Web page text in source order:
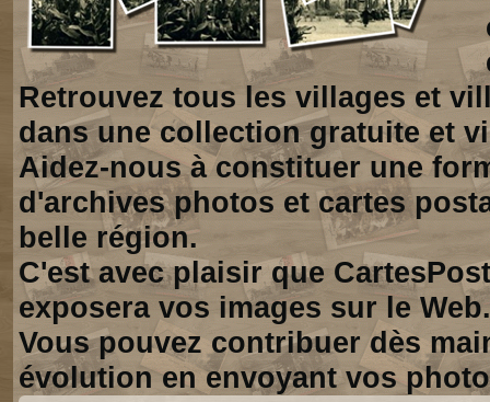
Retrouvez tous les villages et
dans une collection gratuite et
Aidez-nous à constituer une
d'archives photos et cartes
belle région.
C'est avec plaisir que
exposera vos images sur le Web.
Vous pouvez contribuer dès
évolution en envoyant vos